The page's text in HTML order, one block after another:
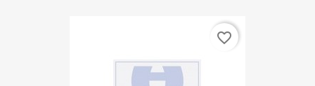
favorite_border